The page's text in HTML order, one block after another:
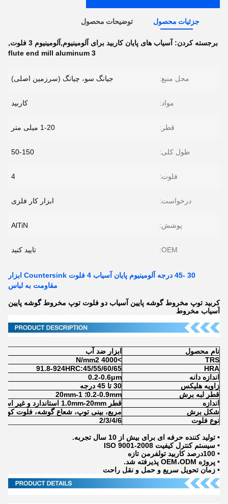
جزئیات محصول توضیحات محصول
برجسته کردن: آسیاب های پایان کاربید برای آلومینیوم,آلومینیوم 3 فلوت
,
3 flute end mill aluminum
محل منبع: جیانگ سو، چیانگ (سرزمین اصلی)
مواد: کاربید
قطر: 1-20 میلی متر
طول کلی: 50-150
فلوت: 4
درخواست: ابزار کار فلزی
پوشش: AlTiN
OEM: تایید کنید
30 -45 درجه آلومینیوم پایان آسیاب 4 فلوت Countersink ابزار
مقاومت به لباس
کربید توپ مخروط گوشه پایین آسیاب دو فلوت توپ مخروط گوشه پایین
آسیاب مخروط
نام محصول
ابزار ضد آب
TRS
>4000 N/mm2
HRA
91.8-924HRC:45/55/60/65
اندازه دانه
0.2-0.6μm
زاویه هلیکس
30 تا 45 درجه
قطر لبه برش
0.2-0.9mm؛ 1-20mm
اندازه
قطر 1.0mm-20mm استاندارد و غیر استاندارد.
شکل برش
مربع، بینی توپ، شعاع گوشه، فلوت
نوع فلوت
2/3/4/6
• تولید کننده حرفه ای برای بیش از 10 سال تجربه.
• سیستم کنترل کیفیت ISO 9001-2008
• 100درصد کاربيد تولفرمن تازه
• پروژه OEM،ODM پذیرفته شد.
• زمان تحویل سریع و حمل و نقل راحت